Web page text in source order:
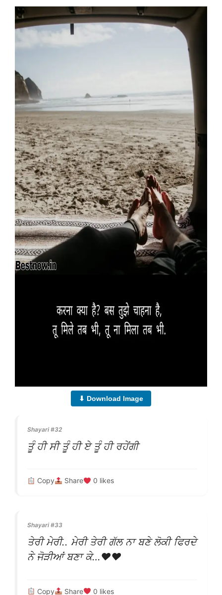
⬇ Download Image
Shayari #32
ਤੂੰ ਹੀ ਸੀ ਤੂੰ ਹੀ ਏ ਤੂੰ ਹੀ ਰਹੇਂਗੀ
Copy Share 0 likes
Shayari #33
ਤੇਰੀ ਮੇਰੀ.. ਮੇਰੀ ਤੇਰੀ ਗੱਲ ਨਾ ਬਣੇ ਲੋਕੀ ਫਿਰਦੇ
ਨੇ ਜੋੜੀਆਂ ਬਣਾ ਕੇ…♥♥
Copy Share 0 likes